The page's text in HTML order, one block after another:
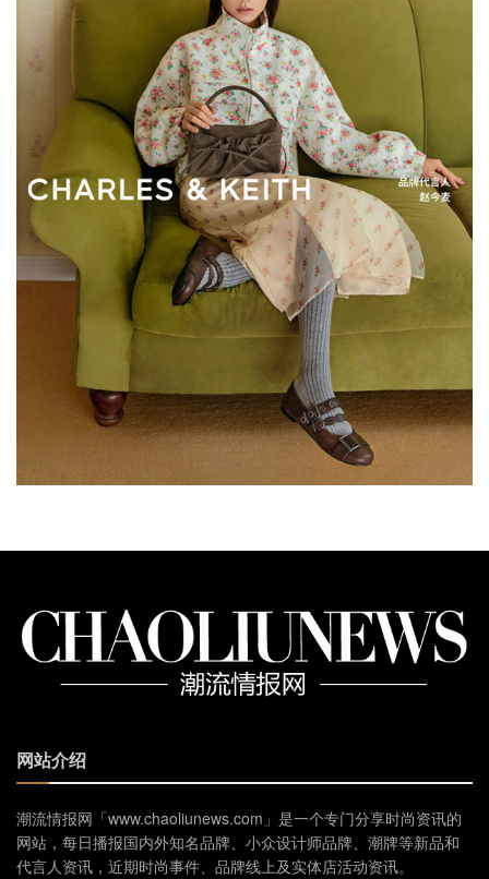
网站介绍
潮流情报网「www.chaoliunews.com」是一个专门分享时尚资讯的
网站，每日播报国内外知名品牌、小众设计师品牌、潮牌等新品和
代言人资讯，近期时尚事件、品牌线上及实体店活动资讯。